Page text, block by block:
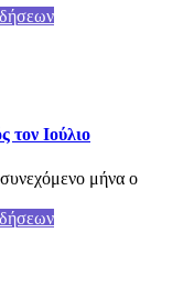
Ιούλιο
μήνα ο